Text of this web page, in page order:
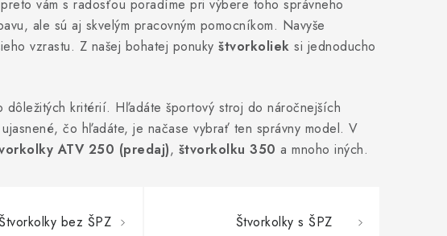
vám s radosťou poradíme pri výbere toho správneho
ale sú aj skvelým pracovným pomocníkom. Navyše
vzrastu. Z našej bohatej ponuky štvorkoliek si jednoducho
kritérií. Hľadáte športový stroj do náročnejších
čo hľadáte, je načase vybrať ten správny model. V
ATV 250 (predaj), štvorkolku 350 a mnoho iných.
bez ŠPZ Štvorkolky s ŠPZ